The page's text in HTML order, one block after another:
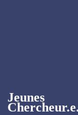
Jeunes